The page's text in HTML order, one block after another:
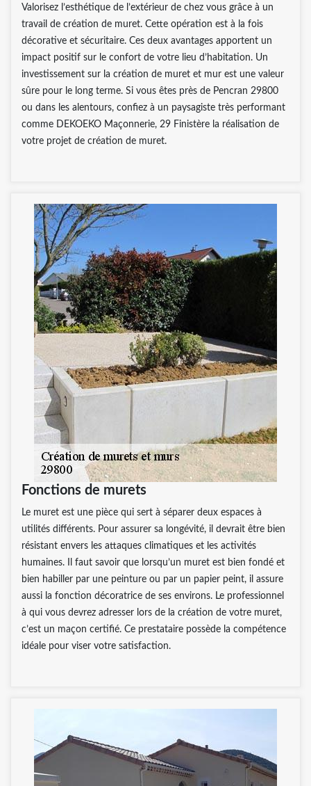
Valorisez l’esthétique de l’extérieur de chez vous grâce à un
travail de création de muret. Cette opération est à la fois
décorative et sécuritaire. Ces deux avantages apportent un
impact positif sur le confort de votre lieu d’habitation. Un
investissement sur la création de muret et mur est une valeur
sûre pour le long terme. Si vous êtes près de Pencran 29800
ou dans les alentours, confiez à un paysagiste très performant
comme DEKOEKO Maçonnerie, 29 Finistère la réalisation de
votre projet de création de muret.
Fonctions de murets
Le muret est une pièce qui sert à séparer deux espaces à
utilités différents. Pour assurer sa longévité, il devrait être bien
résistant envers les attaques climatiques et les activités
humaines. Il faut savoir que lorsqu’un muret est bien fondé et
bien habiller par une peinture ou par un papier peint, il assure
aussi la fonction décoratrice de ses environs. Le professionnel
à qui vous devrez adresser lors de la création de votre muret,
c’est un maçon certifié. Ce prestataire possède la compétence
idéale pour viser votre satisfaction.